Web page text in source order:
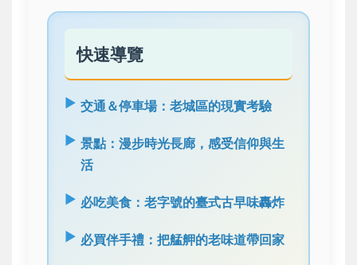
快速導覽
交通＆停車場：老城區的現實考驗
景點：漫步時光長廊，感受信仰與生
活
必吃美食：老字號的臺式古早味轟炸
必買伴手禮：把艋舺的老味道帶回家